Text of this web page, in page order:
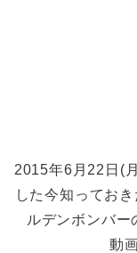
2015年6月22日(
した今知ってお
ルデンボンバー
動